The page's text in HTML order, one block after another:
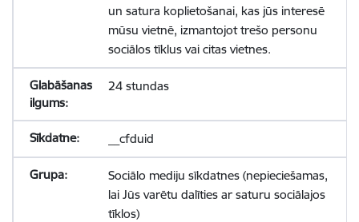
un satura koplietošanai, kas jūs interesē
mūsu vietnē, izmantojot trešo personu
sociālos tīklus vai citas vietnes.
24 stundas
__cfduid
Sociālo mediju sīkdatnes (nepieciešamas,
lai Jūs varētu dalīties ar saturu sociālajos
tīklos)